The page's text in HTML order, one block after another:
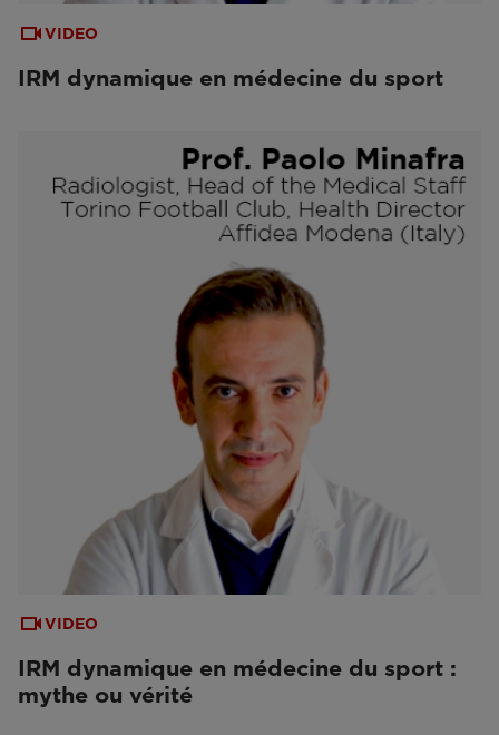
VIDEO
IRM dynamique en médecine du sport
VIDEO
IRM dynamique en médecine du sport :
mythe ou vérité